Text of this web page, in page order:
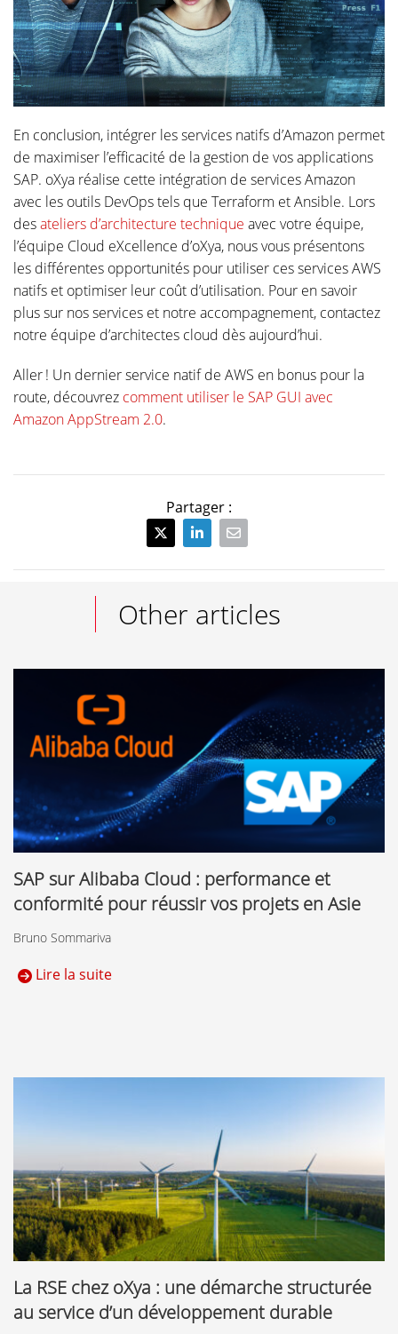
En conclusion, intégrer les services natifs d’Amazon permet
de maximiser l’efficacité de la gestion de vos applications
SAP. oXya réalise cette intégration de services Amazon
avec les outils DevOps tels que Terraform et Ansible. Lors
desateliers d’architecture technique avec votre équipe,
l’équipe Cloud eXcellence d’oXya, nous vous présentons
les différentes opportunités pour utiliser ces services AWS
natifs et optimiser leur coût d’utilisation. Pour en savoir
plus sur nos services et notre accompagnement, contactez
notre équipe d’architectes cloud dès aujourd’hui.
Aller ! Un dernier service natif de AWS en bonus pour la
route, découvrez comment utiliser le SAP GUI avec
Amazon AppStream 2.0.
Partager :
Other articles
SAP sur Alibaba Cloud : performance et
conformité pour réussir vos projets en Asie
Bruno Sommariva
Lire la suite
La RSE chez oXya : une démarche structurée
au service d’un développement durable